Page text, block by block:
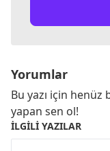
Yorumlar
Bu yazı için henüz
yapan sen ol!
İLGILI YAZILAR